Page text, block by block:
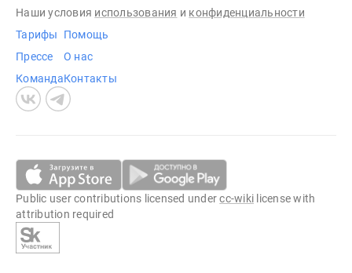
Наши условия использования и конфиденциальности
Тарифы
Прессе
Команда
Помощь
О нас
Контакты
Public user contributions licensed undercc-wiki license with
attribution required